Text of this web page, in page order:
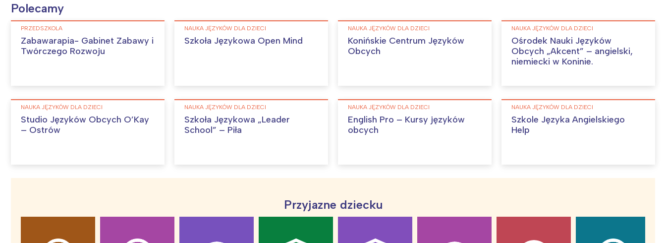
Polecamy
PRZEDSZKOLA
Zabawarapia- Gabinet Zabawy i
Twórczego Rozwoju
NAUKA JĘZYKÓW DLA DZIECI
Szkoła Językowa Open Mind
NAUKA JĘZYKÓW DLA DZIECI
Konińskie Centrum Języków
Obcych
NAUKA JĘZYKÓW DLA DZIECI
Ośrodek Nauki Języków
Obcych „Akcent” – angielski,
niemiecki w Koninie.
NAUKA JĘZYKÓW DLA DZIECI
Studio Języków Obcych O’Kay
– Ostrów
NAUKA JĘZYKÓW DLA DZIECI
Szkoła Językowa „Leader
School” – Piła
NAUKA JĘZYKÓW DLA DZIECI
English Pro – Kursy języków
obcych
NAUKA JĘZYKÓW DLA DZIECI
Szkole Języka Angielskiego
Help
Przyjazne dziecku
Warszawa
Łódź
Śląsk
Kraków
Wybieram